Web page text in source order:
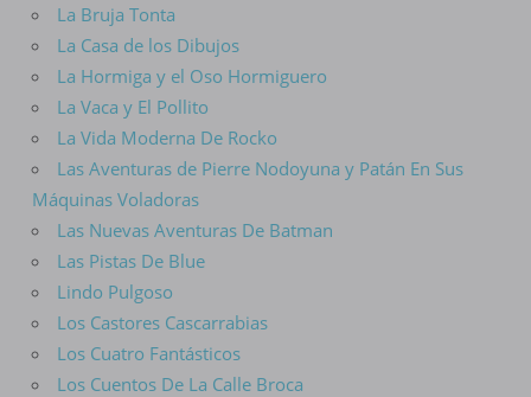
La Bruja Tonta
La Casa de los Dibujos
La Hormiga y el Oso Hormiguero
La Vaca y El Pollito
La Vida Moderna De Rocko
Las Aventuras de Pierre Nodoyuna y Patán En Sus
Máquinas Voladoras
Las Nuevas Aventuras De Batman
Las Pistas De Blue
Lindo Pulgoso
Los Castores Cascarrabias
Los Cuatro Fantásticos
Los Cuentos De La Calle Broca